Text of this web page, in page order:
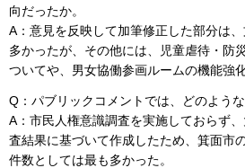
向だったか。
A：意見を反映して加筆修正した部分は
多かったが、その他には、児童虐待・防
ついてや、男女協働参画ルームの機能強
Q：パブリックコメントでは、どのよう
A：市民人権意識調査を実施しておらず
査結果に基づいて作成したため、箕面市
件数としては最も多かった。